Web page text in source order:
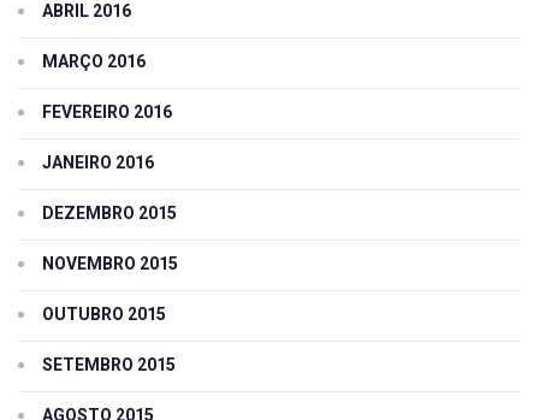
ABRIL 2016
MARÇO 2016
FEVEREIRO 2016
JANEIRO 2016
DEZEMBRO 2015
NOVEMBRO 2015
OUTUBRO 2015
SETEMBRO 2015
AGOSTO 2015